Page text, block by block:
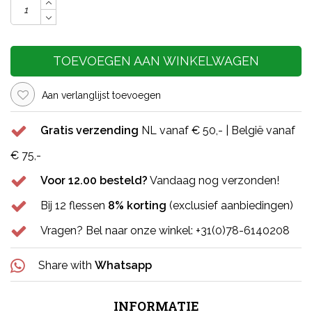
TOEVOEGEN AAN WINKELWAGEN
Aan verlanglijst toevoegen
Gratis verzending NL vanaf € 50,- | België vanaf
€ 75,-
Voor 12.00 besteld? Vandaag nog verzonden!
Bij 12 flessen 8% korting (exclusief aanbiedingen)
Vragen? Bel naar onze winkel: +31(0)78-6140208
Share with Whatsapp
INFORMATIE